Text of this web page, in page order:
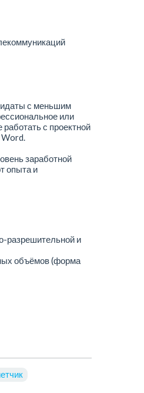
с меньшим
или
с проектной
Word.
заработной
опыта и
разрешительной и
объёмов (форма